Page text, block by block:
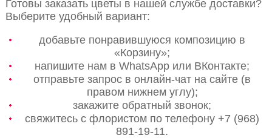
Готовы заказать цветы в нашей службе доставки?
Выберите удобный вариант:
добавьте понравившуюся композицию в
«Корзину»;
напишите нам в WhatsApp или ВКонтакте;
отправьте запрос в онлайн-чат на сайте (в
правом нижнем углу);
закажите обратный звонок;
свяжитесь с флористом по телефону +7 (968)
891-19-11.